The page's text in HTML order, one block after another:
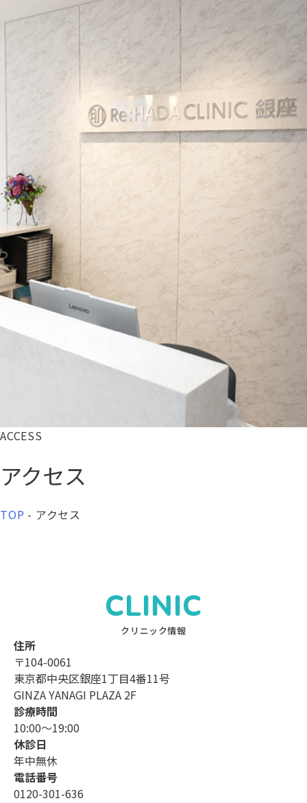
ACCESS
アクセス
TOP - アクセス
CLINIC
クリニック情報
住所
〒104-0061
東京都中央区銀座1丁目4番11号
GINZA YANAGI PLAZA 2F
診療時間
10:00〜19:00
休診日
年中無休
電話番号
0120-301-636